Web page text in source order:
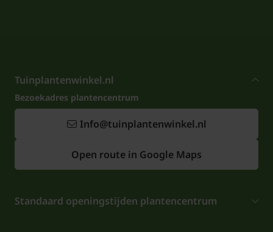
Tuinplantenwinkel.nl
Bezoekadres plantencentrum
Info@tuinplantenwinkel.nl
Open route in Google Maps
Standaard openingstijden plantencentrum